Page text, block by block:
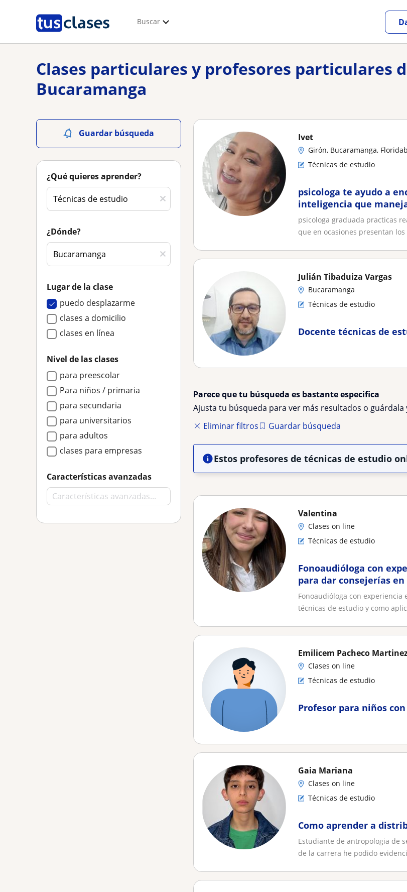
Buscar
Clases particulares y profesores particulares
Bucaramanga
Guardar búsqueda
¿Qué quieres aprender?
¿Dónde?
Lugar de la clase
puedo desplazarme
clases a domicilio
clases en línea
Nivel de las clases
para preescolar
Para niños / primaria
para secundaria
para universitarios
para adultos
clases para empresas
Características avanzadas
Ivet
Girón, Bucaramanga,
Técnicas de estudio
psicologa te ayudo a
inteligencia que
rendimiento escolar
psicologa graduada practicas
que en ocasiones presentan
Julián Tibaduiza Vargas
Bucaramanga
Técnicas de estudio
Docente técnicas de
Parece que tu búsqueda es bastante especifica
Ajusta tu búsqueda para ver más resultados o
Eliminar filtros
Guardar búsqueda
Estos profesores de técnicas de estudio
Valentina
Clases on line
Técnicas de estudio
Fonoaudióloga con
para dar consejerías
y como aplicarlas
Fonoaudióloga con
técnicas de estudio y como
Emilicem Pacheco
Clases on line
Técnicas de estudio
Profesor para niños
Gaia Mariana
Clases on line
Técnicas de estudio
Como aprender a
Estudiante de antropologia de
de la carrera he podido